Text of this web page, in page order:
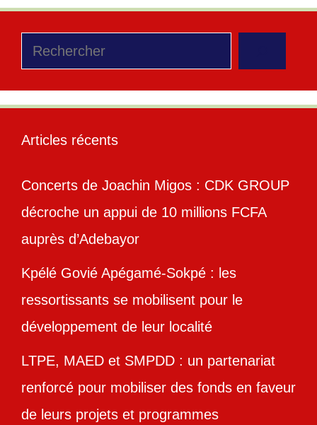
Rechercher
Articles récents
Concerts de Joachin Migos : CDK GROUP
décroche un appui de 10 millions FCFA
auprès d’Adebayor
Kpélé Govié Apégamé-Sokpé : les
ressortissants se mobilisent pour le
développement de leur localité
LTPE, MAED et SMPDD : un partenariat
renforcé pour mobiliser des fonds en faveur
de leurs projets et programmes